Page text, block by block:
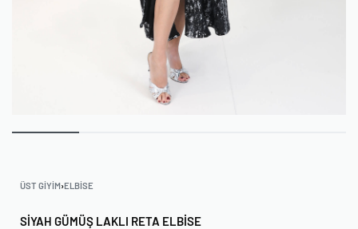
ÜST GIYIM›ELBISE
SIYAH GÜMÜŞ LAKLI RETA ELBISE